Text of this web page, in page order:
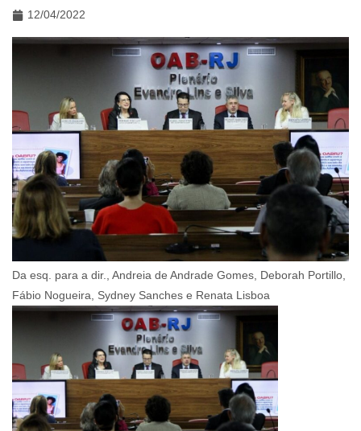
12/04/2022
Da esq. para a dir., Andreia de Andrade Gomes, Deborah Portillo,
Fábio Nogueira, Sydney Sanches e Renata Lisboa